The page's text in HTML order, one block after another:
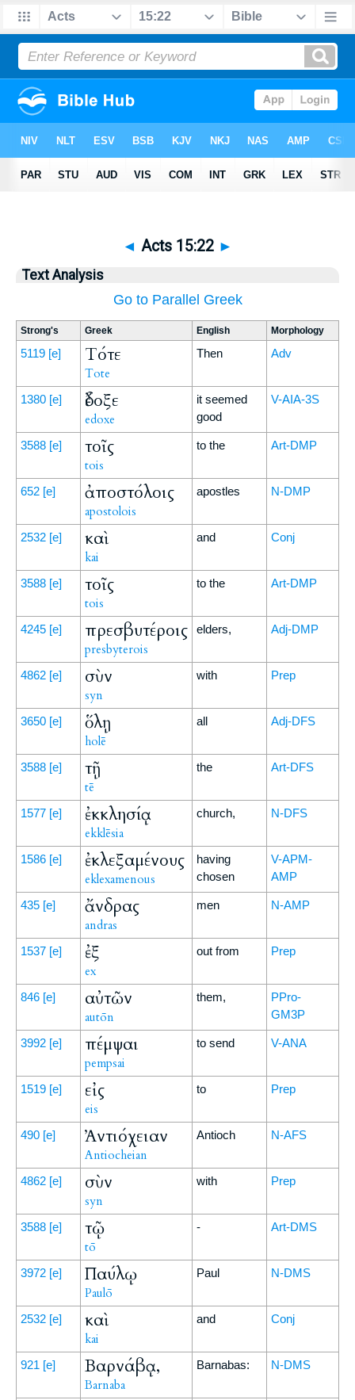
◄ Acts 15:22 ►
Text Analysis
Go to Parallel Greek
Strong's Greek English Morphology
5119 [e] Τότε
Tote
Then Adv
1380 [e] ἔδοξε
edoxe
it seemed
good
V-AIA-3S
3588 [e] τοῖς
tois
to the Art-DMP
652 [e] ἀποστόλοις
apostolois
apostles N-DMP
2532 [e] καὶ
kai
and Conj
3588 [e] τοῖς
tois
to the Art-DMP
4245 [e] πρεσβυτέροις
presbyterois
elders, Adj-DMP
4862 [e] σὺν
syn
with Prep
3650 [e] ὅλῃ
holē
all Adj-DFS
3588 [e] τῇ
tē
the Art-DFS
1577 [e] ἐκκλησίᾳ
ekklēsia
church, N-DFS
1586 [e] ἐκλεξαμένους
eklexamenous
having
chosen
V-APM-
AMP
435 [e] ἄνδρας
andras
men N-AMP
1537 [e] ἐξ
ex
out from Prep
846 [e] αὐτῶν
autōn
them,
PPro-
GM3P
3992 [e] πέμψαι
pempsai
to send V-ANA
1519 [e] εἰς
eis
to Prep
490 [e] Ἀντιόχειαν
Antiocheian
Antioch N-AFS
4862 [e] σὺν
syn
with Prep
3588 [e] τῷ
tō
- Art-DMS
3972 [e] Παύλῳ
Paulō
Paul N-DMS
2532 [e] καὶ
kai
and Conj
921 [e] Βαρνάβᾳ,
Barnaba
Barnabas: N-DMS